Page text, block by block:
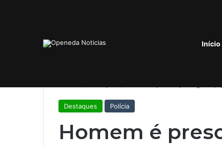
Início
Notícias de Última Hora
Destaques Polícia
Homem é